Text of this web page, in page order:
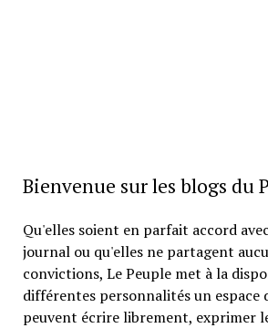
Bienvenue sur les blogs du
Qu'elles soient en parfait accord
journal ou qu'elles ne partagent
convictions, Le Peuple met à la
différentes personnalités un espace
peuvent écrire librement, exprimer